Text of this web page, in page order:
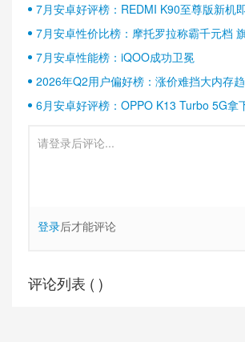
7月安卓好评榜：REDMI K90至尊版新机
半壁江山
7月安卓性价比榜：摩托罗拉称霸千元档
7月安卓性能榜：iQOO成功卫冕
2026年Q2用户偏好榜：涨价难挡大内存
6月安卓好评榜：OPPO K13 Turbo 5G拿
登录后才能评论
评论列表 ( )